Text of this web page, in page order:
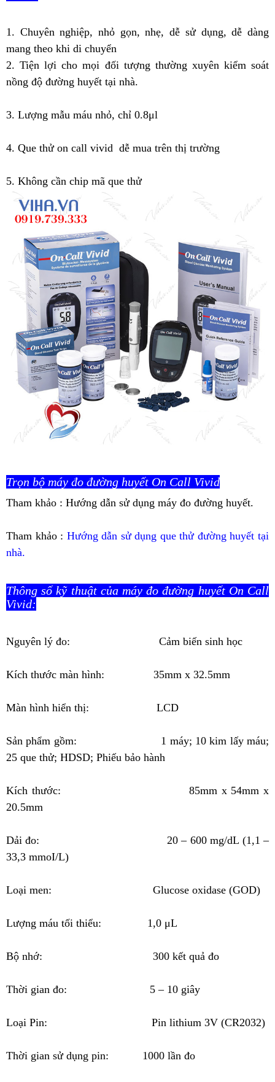
1. Chuyên nghiệp, nhỏ gọn, nhẹ, dễ sử dụng, dễ dàng
mang theo khi di chuyển
2. Tiện lợi cho mọi đối tượng thường xuyên kiểm soát
nồng độ đường huyết tại nhà.
3. Lượng mẫu máu nhỏ, chỉ 0.8μl
4. Que thử on call vivid dễ mua trên thị trường
5. Không cần chip mã que thử
Trọn bộ máy đo đường huyết On Call Vivid
Tham khảo : Hướng dẫn sử dụng máy đo đường huyết.
Tham khảo : Hướng dẫn sử dụng que thử đường huyết tại
nhà.
Thông số kỹ thuật của máy đo đường huyết On Call
Vivid:
Nguyên lý đo: Cảm biến sinh học
Kích thước màn hình: 35mm x 32.5mm
Màn hình hiển thị: LCD
Sản phẩm gồm: 1 máy; 10 kim lấy máu;
25 que thử; HDSD; Phiếu bảo hành
Kích thước: 85mm x 54mm x
20.5mm
Dải đo: 20 – 600 mg/dL (1,1 –
33,3 mmoI/L)
Loại men: Glucose oxidase (GOD)
Lượng máu tối thiểu: 1,0 μL
Bộ nhớ: 300 kết quả đo
Thời gian đo: 5 – 10 giây
Loại Pin: Pin lithium 3V (CR2032)
Thời gian sử dụng pin: 1000 lần đo